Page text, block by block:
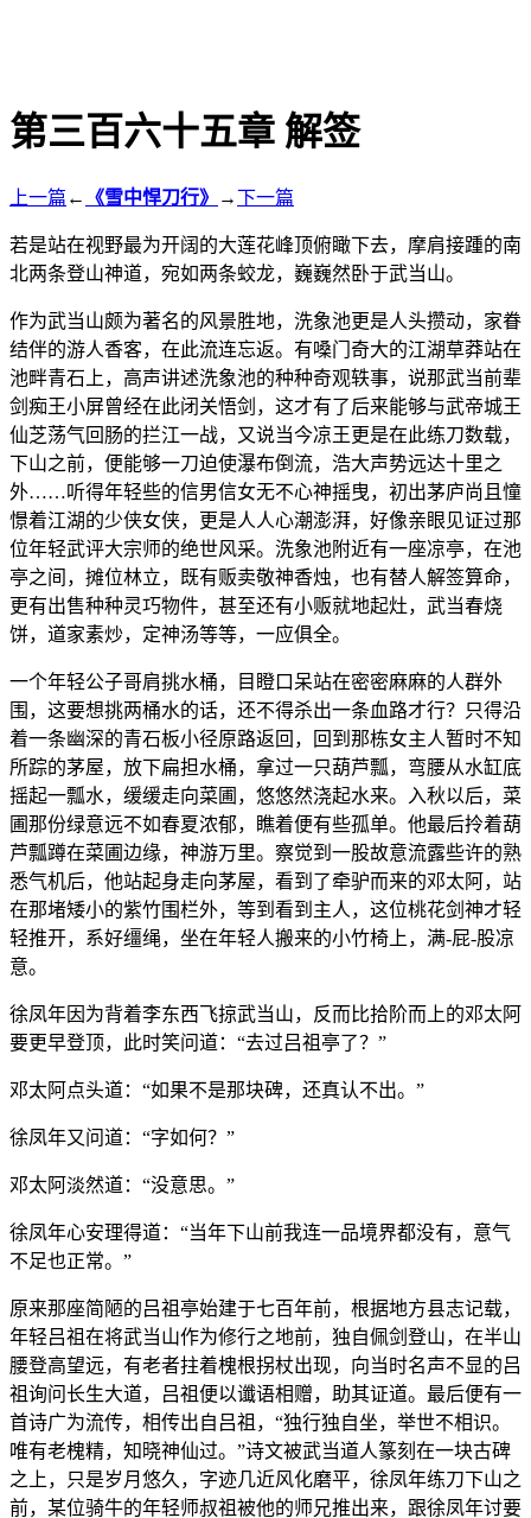
第三百六十五章 解签
上一篇 ← 《雪中悍刀行》 →下一篇
若是站在视野最为开阔的大莲花峰顶俯瞰下去，摩肩接踵的南
北两条登山神道，宛如两条蛟龙，巍巍然卧于武当山。
作为武当山颇为著名的风景胜地，洗象池更是人头攒动，家眷
结伴的游人香客，在此流连忘返。有嗓门奇大的江湖草莽站在
池畔青石上，高声讲述洗象池的种种奇观轶事，说那武当前辈
剑痴王小屏曾经在此闭关悟剑，这才有了后来能够与武帝城王
仙芝荡气回肠的拦江一战，又说当今凉王更是在此练刀数载，
下山之前，便能够一刀迫使瀑布倒流，浩大声势远达十里之
外……听得年轻些的信男信女无不心神摇曳，初出茅庐尚且憧
憬着江湖的少侠女侠，更是人人心潮澎湃，好像亲眼见证过那
位年轻武评大宗师的绝世风采。洗象池附近有一座凉亭，在池
亭之间，摊位林立，既有贩卖敬神香烛，也有替人解签算命，
更有出售种种灵巧物件，甚至还有小贩就地起灶，武当春烧
饼，道家素炒，定神汤等等，一应俱全。
一个年轻公子哥肩挑水桶，目瞪口呆站在密密麻麻的人群外
围，这要想挑两桶水的话，还不得杀出一条血路才行？只得沿
着一条幽深的青石板小径原路返回，回到那栋女主人暂时不知
所踪的茅屋，放下扁担水桶，拿过一只葫芦瓢，弯腰从水缸底
摇起一瓢水，缓缓走向菜圃，悠悠然浇起水来。入秋以后，菜
圃那份绿意远不如春夏浓郁，瞧着便有些孤单。他最后拎着葫
芦瓢蹲在菜圃边缘，神游万里。察觉到一股故意流露些许的熟
悉气机后，他站起身走向茅屋，看到了牵驴而来的邓太阿，站
在那堵矮小的紫竹围栏外，等到看到主人，这位桃花剑神才轻
轻推开，系好缰绳，坐在年轻人搬来的小竹椅上，满-屁-股凉
意。
徐凤年因为背着李东西飞掠武当山，反而比拾阶而上的邓太阿
要更早登顶，此时笑问道：“去过吕祖亭了？”
邓太阿点头道：“如果不是那块碑，还真认不出。”
徐凤年又问道：“字如何？”
邓太阿淡然道：“没意思。”
徐凤年心安理得道：“当年下山前我连一品境界都没有，意气
不足也正常。”
原来那座简陋的吕祖亭始建于七百年前，根据地方县志记载，
年轻吕祖在将武当山作为修行之地前，独自佩剑登山，在半山
腰登高望远，有老者拄着槐根拐杖出现，向当时名声不显的吕
祖询问长生大道，吕祖便以谶语相赠，助其证道。最后便有一
首诗广为流传，相传出自吕祖，“独行独自坐，举世不相识。
唯有老槐精，知晓神仙过。”诗文被武当道人篆刻在一块古碑
之上，只是岁月悠久，字迹几近风化磨平，徐凤年练刀下山之
前，某位骑牛的年轻师叔祖被他的师兄推出来，跟徐凤年讨要